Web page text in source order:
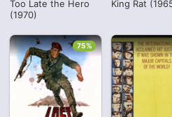
Too Late the Hero
(1970)
King Rat
75%